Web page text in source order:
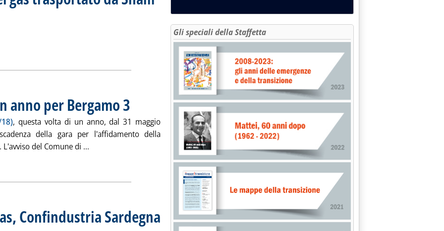
27 maggio 2019
alle 13.27.
del gas trasportato da Snam Rete Gas'
anno per Bergamo 3 . Pubblicata martedì 28 maggio 2019 alle 10.18.
, questa volta di un anno, dal 31 maggio
della gara per l'affidamento della
del Comune di ... Leggi tutta la notizia: 'Gare gas, proroga di un anno per Bergamo 3'
Confindustria Sardegna
Gli speciali della Staffetta